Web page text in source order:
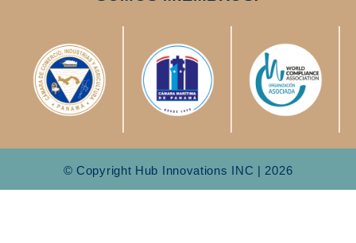
© Copyright Hub Innovations INC | 2026